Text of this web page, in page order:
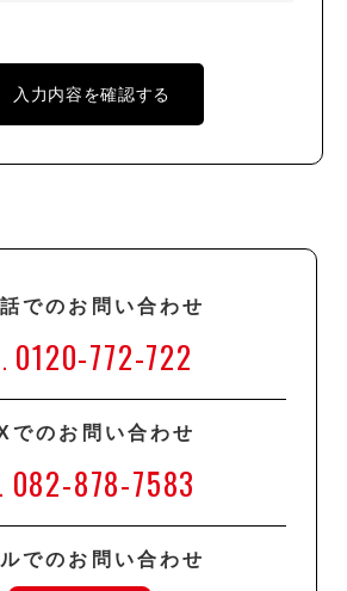
でのお問い合わせ
0120-772-722
でのお問い合わせ
082-878-7583
でのお問い合わせ